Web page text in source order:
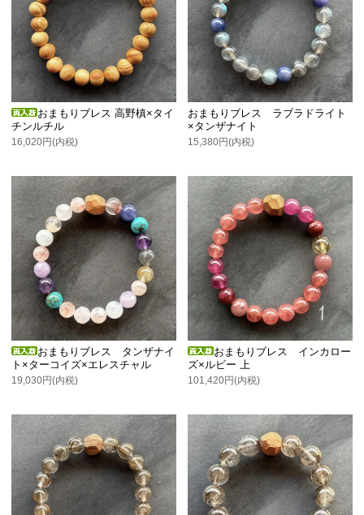
おまもりブレス 高野槙×タイ
チンルチル
16,020円(内税)
おまもりブレス ラブラドライト
×タンザナイト
15,380円(内税)
おまもりブレス タンザナイ
ト×ターコイズ×エレスチャル
19,030円(内税)
おまもりブレス インカロー
ズ×ルビー 上
101,420円(内税)